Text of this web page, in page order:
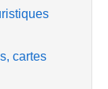
cartes